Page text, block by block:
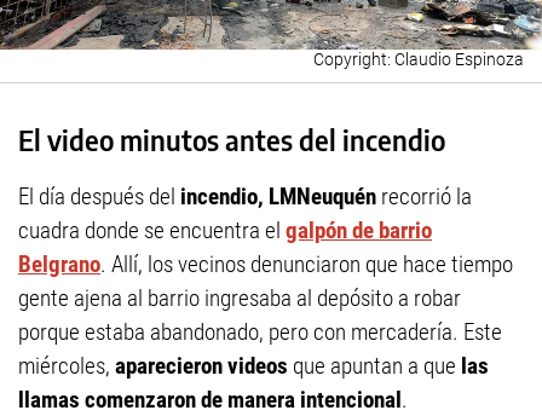
Claudio Espinoza
El video minutos antes del incendio
El día después del incendio, LMNeuquén recorrió la
cuadra donde se encuentra el galpón de barrio
Belgrano. Allí, los vecinos denunciaron que hace tiempo
gente ajena al barrio ingresaba al depósito a robar
porque estaba abandonado, pero con mercadería. Este
miércoles, aparecieron videos que apuntan a que las
llamas comenzaron de manera intencional.